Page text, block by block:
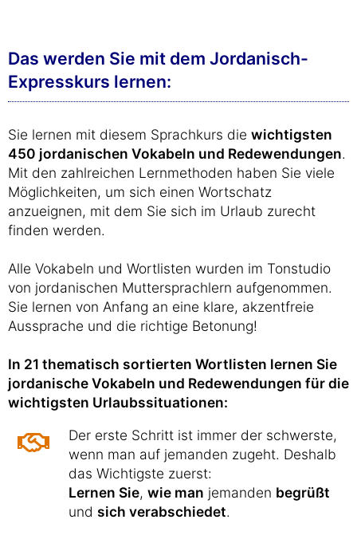
Das werden Sie mit dem Jordanisch-
Expresskurs lernen:
Sie lernen mit diesem Sprachkurs die wichtigsten
450 jordanischen Vokabeln und Redewendungen.
Mit den zahlreichen Lernmethoden haben Sie viele
Möglichkeiten, um sich einen Wortschatz
anzueignen, mit dem Sie sich im Urlaub zurecht
finden werden.
Alle Vokabeln und Wortlisten wurden im Tonstudio
von jordanischen Muttersprachlern aufgenommen.
Sie lernen von Anfang an eine klare, akzentfreie
Aussprache und die richtige Betonung!
In 21 thematisch sortierten Wortlisten lernen Sie
jordanische Vokabeln und Redewendungen für die
wichtigsten Urlaubssituationen:
Der erste Schritt ist immer der schwerste,
wenn man auf jemanden zugeht. Deshalb
das Wichtigste zuerst:
Lernen Sie, wie man jemanden begrüßt
und sich verabschiedet.